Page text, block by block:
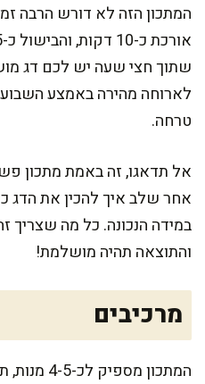
המתכון הזה לא דורש הרבה
שתוך חצי שעה יש לכם דג
לארוחה מהירה באמצע
טרחה.
אל תדאגו, זה באמת מתכון
אחר שלב איך להכין את הדג
במידה הנכונה. כל מה
והתוצאה תהיה מושלמת!
מרכיבים
המתכון